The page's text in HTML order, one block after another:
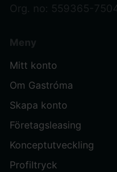
Org. no: 559365-7504
Meny
Mitt konto
Om Gastróma
Skapa konto
Företagsleasing
Konceptutveckling
Profiltryck